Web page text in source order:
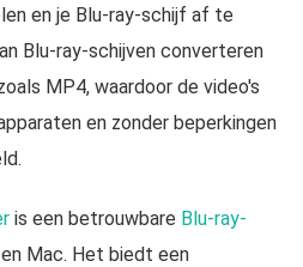
en je Blu-ray-schijf af te
Blu-ray-schijven converteren
MP4, waardoor de video's
en zonder beperkingen
is een betrouwbare Blu-ray-
Mac. Het biedt een